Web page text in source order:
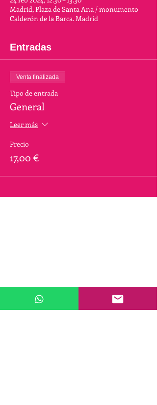
Madrid, Plaza de Santa Ana / monumento
Calderón de la Barca. Madrid
Entradas
Venta finalizada
Tipo de entrada
General
Leer más
Precio
17,00 €